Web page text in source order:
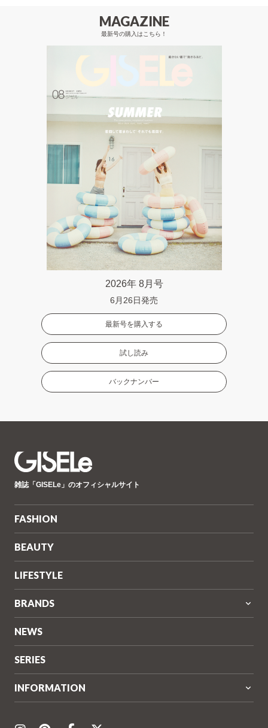
MAGAZINE
最新号の購入はこちら！
2026年 8月号
6月26日発売
最新号を購入する
試し読み
バックナンバー
ゼ
雑誌「GISELe」のオフィシャルサイト
FASHION
BEAUTY
LIFESTYLE
BRANDS
NEWS
SERIES
INFORMATION